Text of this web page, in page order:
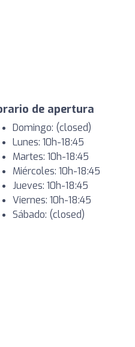
de apertura
Domingo: (closed)
Lunes: 10h-18:45
Martes: 10h-18:45
Miércoles: 10h-18:45
Jueves: 10h-18:45
Viernes: 10h-18:45
Sábado: (closed)